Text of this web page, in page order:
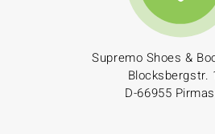
Supremo Shoes &
Blocksbergstr.
D-66955